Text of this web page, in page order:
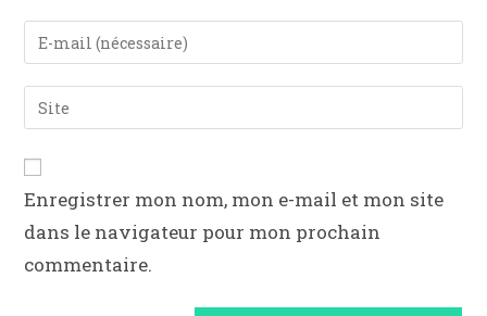
Enregistrer mon nom, mon e-mail et mon site
dans le navigateur pour mon prochain
commentaire.